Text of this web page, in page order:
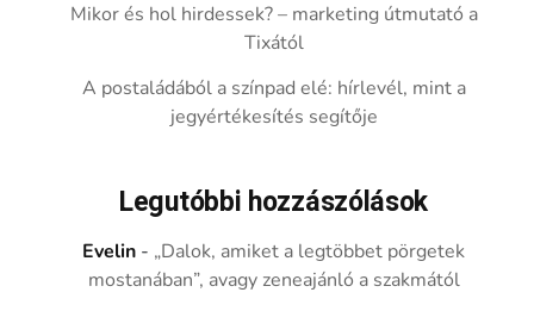
Mikor és hol hirdessek? – marketing útmutató a
Tixától
A postaládából a színpad elé: hírlevél, mint a
jegyértékesítés segítője
Legutóbbi hozzászólások
Evelin - „Dalok, amiket a legtöbbet pörgetek
mostanában”, avagy zeneajánló a szakmától